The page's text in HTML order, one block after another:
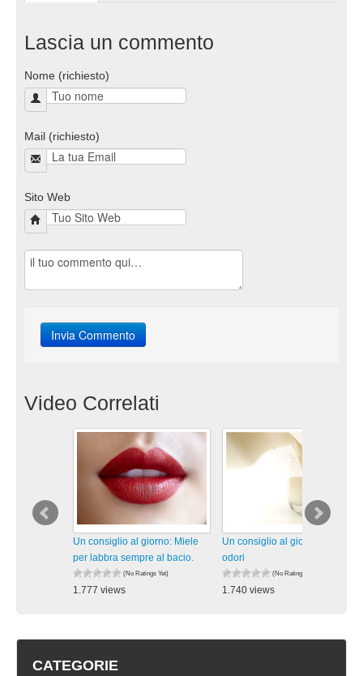
Lascia un commento
Nome (richiesto)
Mail (richiesto)
Sito Web
Video Correlati
Un consiglio al giorno: Miele
per labbra sempre al bacio.
(No Ratings Yet)
1.777 views
Un consiglio al giorno: Addio
odori
(No Ratings Yet)
1.740 views
CATEGORIE